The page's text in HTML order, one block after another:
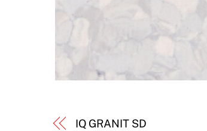
IQ GRANIT SD